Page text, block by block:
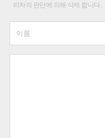
리자의 판단에 의해 삭제 합니다.